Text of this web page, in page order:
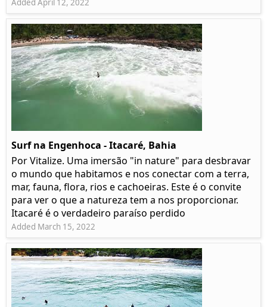
Added April 12, 2022
Surf na Engenhoca - Itacaré, Bahia
Por Vitalize. Uma imersão "in nature" para desbravar
o mundo que habitamos e nos conectar com a terra,
mar, fauna, flora, rios e cachoeiras. Este é o convite
para ver o que a natureza tem a nos proporcionar.
Itacaré é o verdadeiro paraíso perdido
Added March 15, 2022